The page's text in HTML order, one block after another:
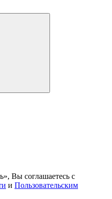
Вы соглашаетесь с
и Пользовательским